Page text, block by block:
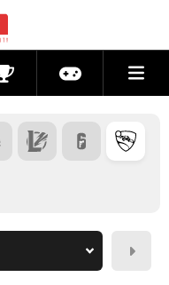
CompétitionsActu jeux